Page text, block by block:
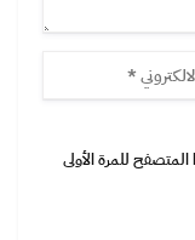
للمرة الأولى